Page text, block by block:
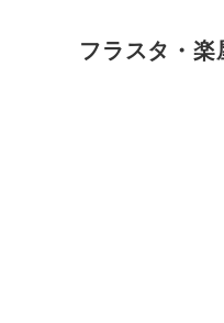
フラスタ・